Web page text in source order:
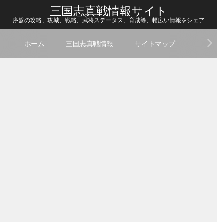
三国志真戦情報サイト
序盤の攻略、攻城、戦略、武将ステータス、育成等、幅広い情報をシェア
ホーム 三国志真戦情報 サイトマップ